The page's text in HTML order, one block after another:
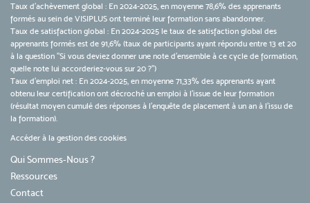
Taux d’achèvement global : En 2024-2025, en moyenne 78,6% des apprenants
formés au sein de VISIPLUS ont terminé leur formation sans abandonner.
Taux de satisfaction global : En 2024-2025 le taux de satisfaction global des
apprenants formés est de 91,6% (taux de participants ayant répondu entre 13 et 20
à la question "Si vous deviez donner une note d’ensemble à ce cycle de formation,
quelle note lui accorderiez-vous sur 20 ?")
Taux d’emploi net : En 2024-2025, en moyenne 71,33% des apprenants ayant
obtenu leur certification ont décroché un emploi à l'issue de leur formation
(résultat moyen cumulé des réponses à l'enquête de placement à un an à l'issu de
la formation).
Accéder à la gestion des cookies
Qui Sommes-Nous ?
Ressources
Contact